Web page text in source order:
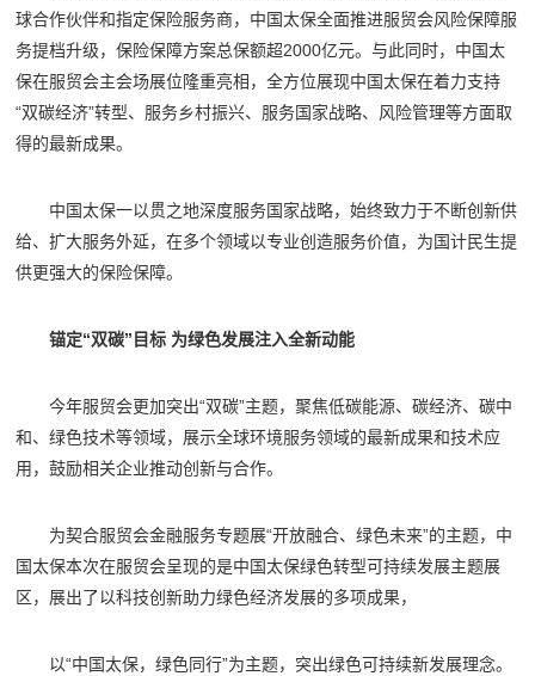
球合作伙伴和指定保险服务商，中国太保全面推进服贸会风险保障服
务提档升级，保险保障方案总保额超2000亿元。与此同时，中国太
保在服贸会主会场展位隆重亮相，全方位展现中国太保在着力支持
“双碳经济”转型、服务乡村振兴、服务国家战略、风险管理等方面取
得的最新成果。
中国太保一以贯之地深度服务国家战略，始终致力于不断创新供
给、扩大服务外延，在多个领域以专业创造服务价值，为国计民生提
供更强大的保险保障。
锚定“双碳”目标 为绿色发展注入全新动能
今年服贸会更加突出“双碳”主题，聚焦低碳能源、碳经济、碳中
和、绿色技术等领域，展示全球环境服务领域的最新成果和技术应
用，鼓励相关企业推动创新与合作。
为契合服贸会金融服务专题展“开放融合、绿色未来”的主题，中
国太保本次在服贸会呈现的是中国太保绿色转型可持续发展主题展
区，展出了以科技创新助力绿色经济发展的多项成果，
以“中国太保，绿色同行”为主题，突出绿色可持续新发展理念。